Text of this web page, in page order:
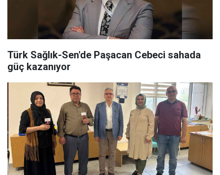
Türk Sağlık-Sen'de Paşacan Cebeci sahada
güç kazanıyor